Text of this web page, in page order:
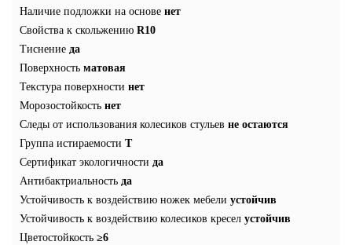
Наличие подложки на основе нет
Свойства к скольжению R10
Тиснение да
Поверхность матовая
Текстура поверхности нет
Морозостойкость нет
Следы от использования колесиков стульев не остаются
Группа истираемости T
Сертификат экологичности да
Антибактриальность да
Устойчивость к воздействию ножек мебели устойчив
Устойчивость к воздействию колесиков кресел устойчив
Цветостойкость ≥6